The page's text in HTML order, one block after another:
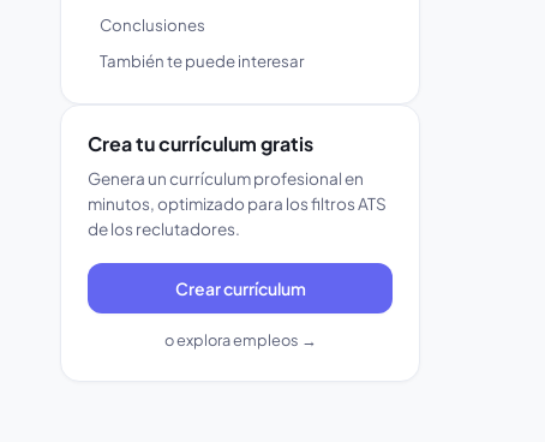
Conclusiones
También te puede interesar
Crea tu currículum gratis
Genera un currículum profesional en
minutos, optimizado para los filtros ATS
de los reclutadores.
Crear currículum
o explora empleos →